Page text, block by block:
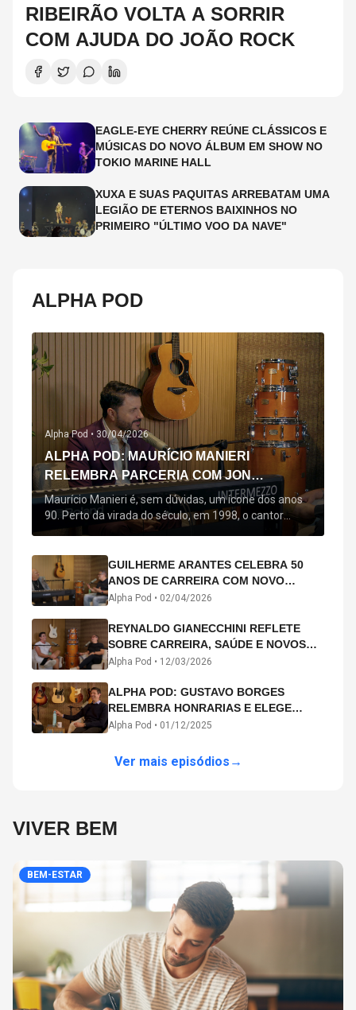
RIBEIRÃO VOLTA A SORRIR
COM AJUDA DO JOÃO ROCK
EAGLE-EYE CHERRY REÚNE CLÁSSICOS E
MÚSICAS DO NOVO ÁLBUM EM SHOW NO
TOKIO MARINE HALL
XUXA E SUAS PAQUITAS ARREBATAM UMA
LEGIÃO DE ETERNOS BAIXINHOS NO
PRIMEIRO "ÚLTIMO VOO DA NAVE"
ALPHA POD
Alpha Pod • 30/04/2026
ALPHA POD: MAURÍCIO MANIERI
RELEMBRA PARCERIA COM JON
SECADA, ORIGEM DE "BEM QUERER" E
MAIS
Maurício Manieri é, sem dúvidas, um ícone dos anos
90. Perto da virada do século, em 1998, o cantor
estreou oficialmente com o seu primeiro disco, "A
acompanham até hoje, quase trinta anos mais tarde:
"Bem Querer" e "Minha Menina". Em 2026, o astro
segue com o […]
GUILHERME ARANTES CELEBRA 50
ANOS DE CARREIRA COM NOVO
ÁLBUM INTERDIMENSIONAL E TURNÊ
Alpha Pod • 02/04/2026
REYNALDO GIANECCHINI REFLETE
SOBRE CARREIRA, SAÚDE E NOVOS
CAMINHOS ARTÍSTICOS NO ALPHA
Alpha Pod • 12/03/2026
ALPHA POD: GUSTAVO BORGES
RELEMBRA HONRARIAS E ELEGE
MICHAEL PHELPS O MAIOR ATLETA DA
Alpha Pod • 01/12/2025
Ver mais episódios →
VIVER BEM
BEM-ESTAR